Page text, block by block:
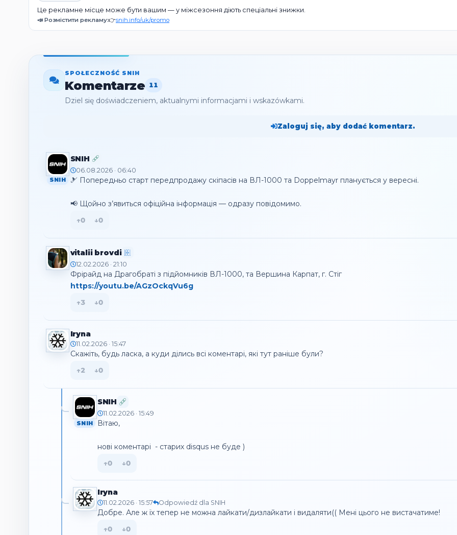
Це рекламне місце може бути вашим — у міжсезоння діють спеціальні знижки.
📣 Розмістити рекламу:👉snih.info/uk/promo
SPOŁECZNOŚĆ SNIH
Komentarze 11
Dziel się doświadczeniem, aktualnymi informacjami i wskazówkami.
Zaloguj się, aby dodać komentarz.
SNIH
SNIH
06.08.2026 · 06:40
🎿 Попередньо старт передпродажу скіпасів на ВЛ-1000 та Doppelmayr планується у вересні.
📢 Щойно з’явиться офіційна інформація — одразу повідомимо.
↑0 ↓0
vitalii brovdi
12.02.2026 · 21:10
Фрірайд на Драгобраті з підйомників ВЛ-1000, та Вершина Карпат, г. Стіг
https://youtu.be/AGzOckqVu6g
↑3 ↓0
Iryna
11.02.2026 · 15:47
Скажіть, будь ласка, а куди ділись всі коментарі, які тут раніше були?
↑2 ↓0
SNIH
SNIH
11.02.2026 · 15:49
Вітаю,
нові коментарі  - старих disqus не буде )
↑0 ↓0
Iryna
11.02.2026 · 15:57 Odpowiedź dla SNIH
Добре. Але ж їх тепер не можна лайкати/дизлайкати і видаляти(( Мені цього не вистачатиме!
↑0 ↓0